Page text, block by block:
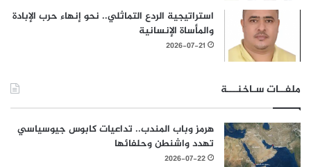
استراتيجية الردع التماثلي.. نحو إنهاء حرب الإبادة
والمأساة الإنسانية
2026-07-21
ملفــات سـاخنـــة
هرمز وباب المندب.. تداعيات كابوس جيوسياسي
تهدد واشنطن وحلفائها
2026-07-22